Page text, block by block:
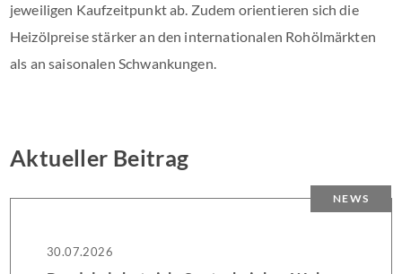
jeweiligen Kaufzeitpunkt ab. Zudem orientieren sich die
Heizölpreise stärker an den internationalen Rohölmärkten
als an saisonalen Schwankungen.
Aktueller Beitrag
NEWS
30.07.2026